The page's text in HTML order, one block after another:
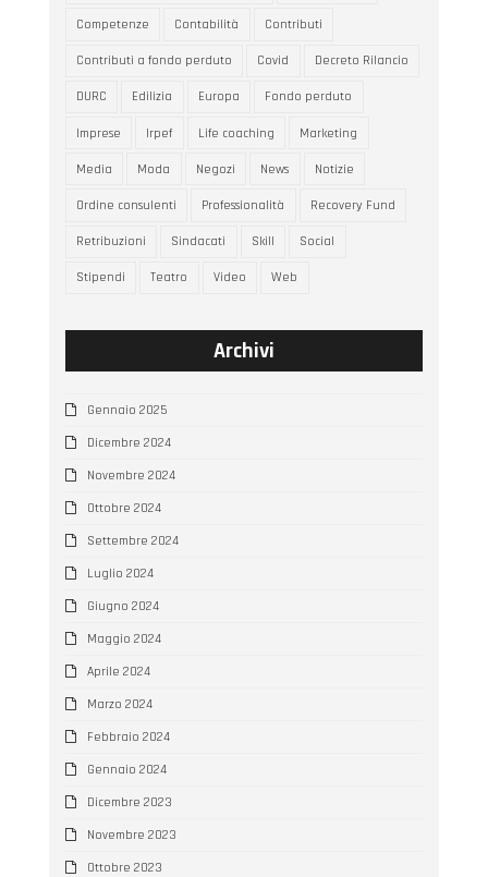
Competenze Contabilità Contributi
Contributi a fondo perduto Covid Decreto Rilancio
DURC Edilizia Europa Fondo perduto
Imprese Irpef Life coaching Marketing
Media Moda Negozi News Notizie
Ordine consulenti Professionalità Recovery Fund
Retribuzioni Sindacati Skill Social
Stipendi Teatro Video Web
Archivi
Gennaio 2025
Dicembre 2024
Novembre 2024
Ottobre 2024
Settembre 2024
Luglio 2024
Giugno 2024
Maggio 2024
Aprile 2024
Marzo 2024
Febbraio 2024
Gennaio 2024
Dicembre 2023
Novembre 2023
Ottobre 2023